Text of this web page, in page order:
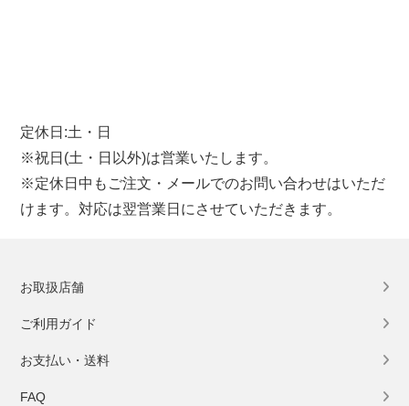
定休日:土・日
※祝日(土・日以外)は営業いたします。
※定休日中もご注文・メールでのお問い合わせはいただ
けます。対応は翌営業日にさせていただきます。
お取扱店舗
ご利用ガイド
お支払い・送料
FAQ